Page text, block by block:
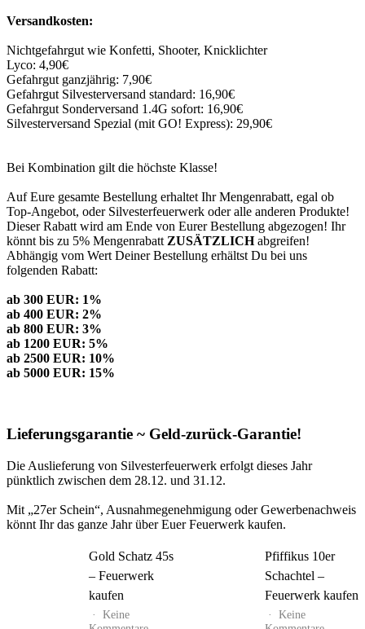
Versandkosten:
Nichtgefahrgut wie Konfetti, Shooter, Knicklichter
Lyco: 4,90€
Gefahrgut ganzjährig: 7,90€
Gefahrgut Silvesterversand standard: 16,90€
Gefahrgut Sonderversand 1.4G sofort: 16,90€
Silvesterversand Spezial (mit GO! Express): 29,90€
Bei Kombination gilt die höchste Klasse!
Auf Eure gesamte Bestellung erhaltet Ihr Mengenrabatt, egal ob
Top-Angebot, oder Silvesterfeuerwerk oder alle anderen Produkte!
Dieser Rabatt wird am Ende von Eurer Bestellung abgezogen! Ihr
könnt bis zu 5% Mengenrabatt ZUSÄTZLICHabgreifen!
Abhängig vom Wert Deiner Bestellung erhältst Du bei uns
folgenden Rabatt:
ab 300 EUR: 1%
ab 400 EUR: 2%
ab 800 EUR: 3%
ab 1200 EUR: 5%
ab 2500 EUR: 10%
ab 5000 EUR: 15%
Lieferungsgarantie ~ Geld-zurück-Garantie!
Die Auslieferung von Silvesterfeuerwerk erfolgt dieses Jahr
pünktlich zwischen dem 28.12. und 31.12.
Mit „27er Schein“, Ausnahmegenehmigung oder Gewerbenachweis
könnt Ihr das ganze Jahr über Euer Feuerwerk kaufen.
Gold Schatz 45s
– Feuerwerk
kaufen
Keine
Pfiffikus 10er
Schachtel –
Feuerwerk kaufen
Keine